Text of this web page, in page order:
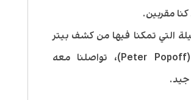
مقربين.
التي تمكنا فيها من كشف بيتر
بوبوف (Peter Popoff)، تواصلنا معه
جيد.